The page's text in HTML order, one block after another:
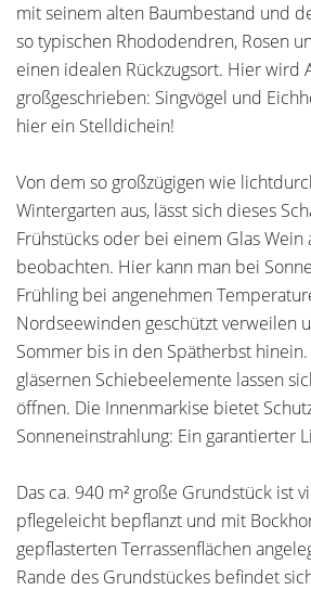
mit seinem alten Baumbestand und
so typischen Rhododendren, Rosen
einen idealen Rückzugsort. Hier wird
großgeschrieben: Singvögel und
hier ein Stelldichein!
Von dem so großzügigen wie
Wintergarten aus, lässt sich dieses
Frühstücks oder bei einem Glas Wein
beobachten. Hier kann man bei
Frühling bei angenehmen
Nordseewinden geschützt verweilen
Sommer bis in den Spätherbst
gläsernen Schiebeelemente lassen
öffnen. Die Innenmarkise bietet
Sonneneinstrahlung: Ein garantierter
Das ca. 940 m² große Grundstück ist
pflegeleicht bepflanzt und mit
gepflasterten Terrassenflächen
Rande des Grundstückes befindet